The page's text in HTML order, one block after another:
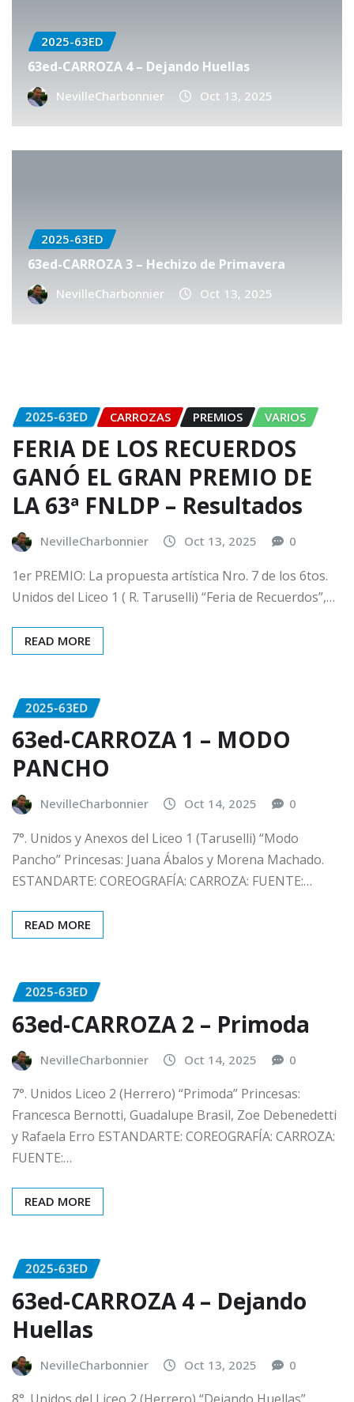
2025-63ED
63ed-CARROZA 4 – Dejando Huellas
NevilleCharbonnier Oct 13, 2025
2025-63ED
63ed-CARROZA 3 – Hechizo de Primavera
NevilleCharbonnier Oct 13, 2025
2025-63ED CARROZAS PREMIOS VARIOS
FERIA DE LOS RECUERDOS
GANÓ EL GRAN PREMIO DE
LA 63ª FNLDP – Resultados
NevilleCharbonnier Oct 13, 2025 0
1er PREMIO: La propuesta artística Nro. 7 de los 6tos.
Unidos del Liceo 1 ( R. Taruselli) “Feria de Recuerdos”,…
READ MORE
2025-63ED
63ed-CARROZA 1 – MODO
PANCHO
NevilleCharbonnier Oct 14, 2025 0
7°. Unidos y Anexos del Liceo 1 (Taruselli) “Modo
Pancho” Princesas: Juana Ábalos y Morena Machado.
ESTANDARTE: COREOGRAFÍA: CARROZA: FUENTE:…
READ MORE
2025-63ED
63ed-CARROZA 2 – Primoda
NevilleCharbonnier Oct 14, 2025 0
7°. Unidos Liceo 2 (Herrero) “Primoda” Princesas:
Francesca Bernotti, Guadalupe Brasil, Zoe Debenedetti
y Rafaela Erro ESTANDARTE: COREOGRAFÍA: CARROZA:
FUENTE:…
READ MORE
2025-63ED
63ed-CARROZA 4 – Dejando
Huellas
NevilleCharbonnier Oct 13, 2025 0